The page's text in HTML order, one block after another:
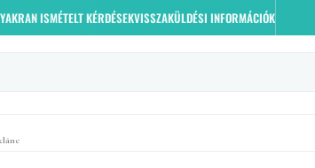
ISMÉTELT KÉRDÉSEKVISSZAKÜLDÉSI INFORMÁCIÓK